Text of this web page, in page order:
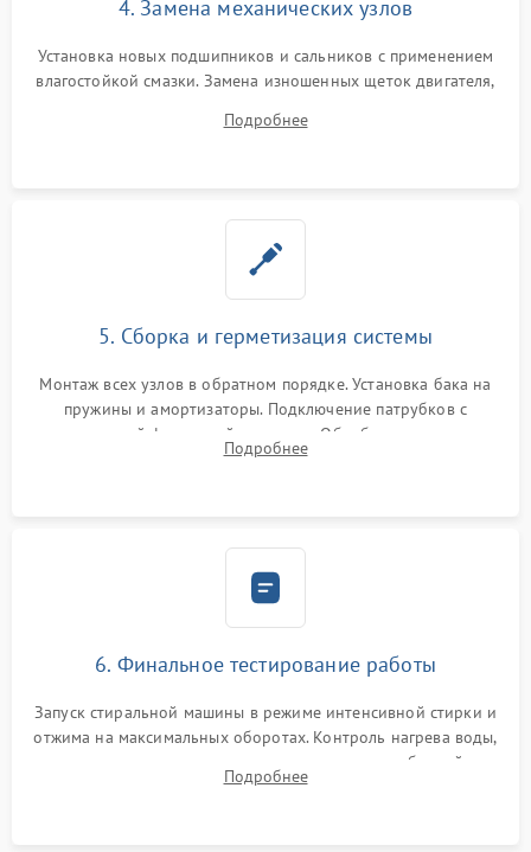
4. Замена механических узлов
Установка новых подшипников и сальников с применением
влагостойкой смазки. Замена изношенных щеток двигателя,
или поврежденной резиновой манжеты.
Подробнее
5. Сборка и герметизация системы
Монтаж всех узлов в обратном порядке. Установка бака на
пружины и амортизаторы. Подключение патрубков с
надежной фиксацией хомутами. Обработка стыков
герметиком для предотвращения возможных протечек воды.
Подробнее
6. Финальное тестирование работы
Запуск стиральной машины в режиме интенсивной стирки и
отжима на максимальных оборотах. Контроль нагрева воды,
корректности слива, отсутствия излишних вибраций,
посторонних стуков и протечек под корпусом.
Подробнее